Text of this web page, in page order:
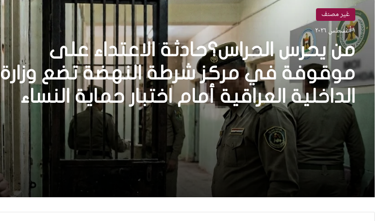
غير مصنف
١ أغسطس ٢٠٢٦
من يحرس الحراس؟حادثة الاعتداء على
موقوفة في مركز شرطة النهضة تضع وزارة
الداخلية العراقية أمام اختبار حماية النساء
واستعادة الثقة